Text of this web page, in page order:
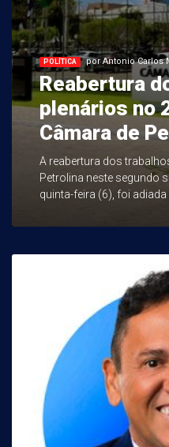
POLÍTICA por Antonio Carlos
Reabertura
plenários no
Câmara de
A reabertura dos
Petrolina neste segundo
quinta-feira (6), foi adiada